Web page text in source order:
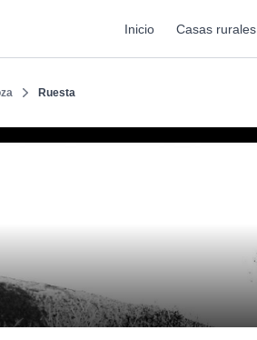
Inicio Casas rurales
Ruesta